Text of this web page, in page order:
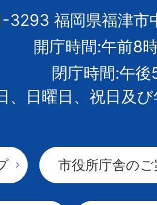
市
章
3293 福岡県福津市
開庁時間:午前8
閉庁時間:午後
、日曜日、祝日及
市役所庁舎の